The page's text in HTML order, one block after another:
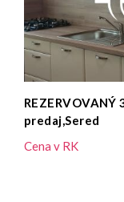
Na predaj 3
Vozokany pri
135.000,- €